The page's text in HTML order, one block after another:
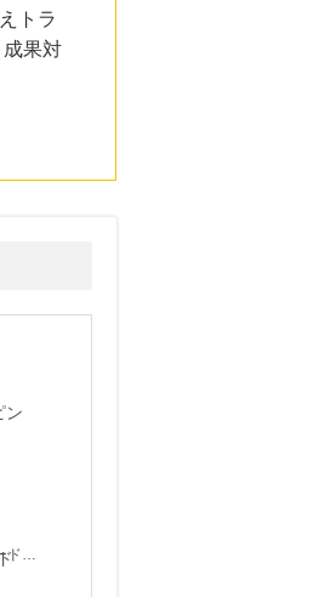
トラ
果対
条件 : クレジットカード申込・発券